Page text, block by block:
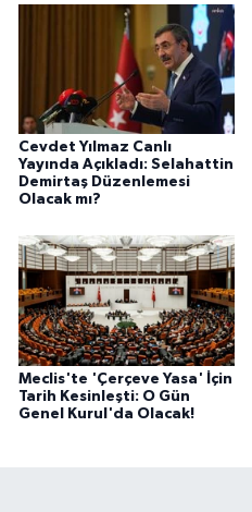
Cevdet Yılmaz Canlı
Yayında Açıkladı: Selahattin
Demirtaş Düzenlemesi
Olacak mı?
Meclis'te 'Çerçeve Yasa' İçin
Tarih Kesinleşti: O Gün
Genel Kurul'da Olacak!